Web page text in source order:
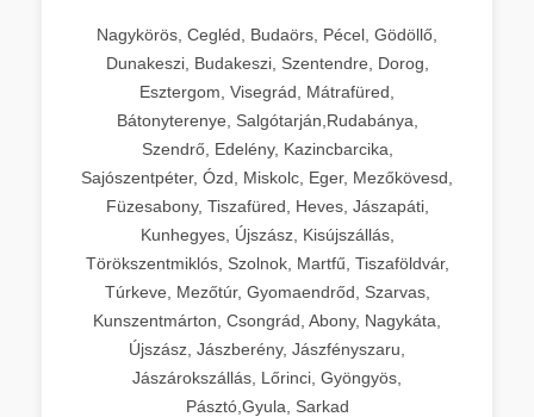
Nagykörös, Cegléd, Budaörs, Pécel, Gödöllő,
Dunakeszi, Budakeszi, Szentendre, Dorog,
Esztergom, Visegrád, Mátrafüred,
Bátonyterenye, Salgótarján,Rudabánya,
Szendrő, Edelény, Kazincbarcika,
Sajószentpéter, Ózd, Miskolc, Eger, Mezőkövesd,
Füzesabony, Tiszafüred, Heves, Jászapáti,
Kunhegyes, Újszász, Kisújszállás,
Törökszentmiklós, Szolnok, Martfű, Tiszaföldvár,
Túrkeve, Mezőtúr, Gyomaendrőd, Szarvas,
Kunszentmárton, Csongrád, Abony, Nagykáta,
Újszász, Jászberény, Jászfényszaru,
Jászárokszállás, Lőrinci, Gyöngyös,
Pásztó,Gyula, Sarkad